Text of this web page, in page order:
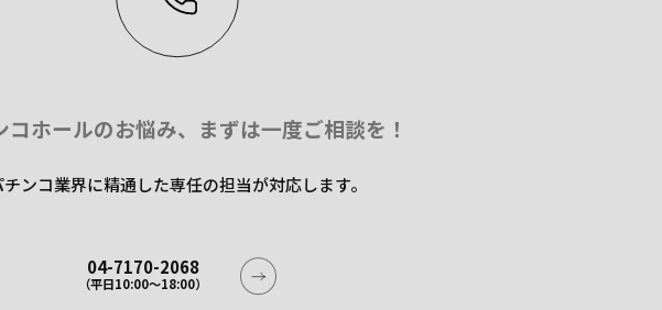
コホールのお悩み、 まずは一度ご相談を！
チンコ業界に精通した専任の担当が対応します。
04-7170-2068
（平日10:00〜18:00）
04-7170-2068